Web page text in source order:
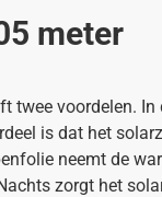
meter
twee voordelen.
is dat het
neemt de
zorgt het